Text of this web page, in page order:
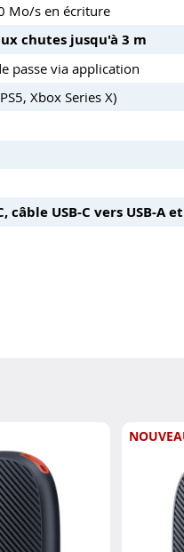
Mo/s en écriture
chutes jusqu'à 3 m
passe via application
Xbox Series X)
câble USB-C vers USB-